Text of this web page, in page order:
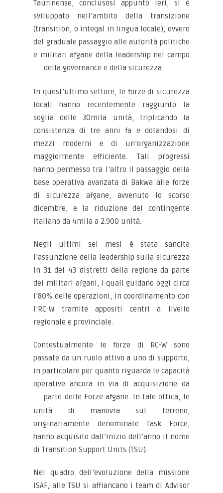
Taurinense, conclusosi appunto ieri, si è
sviluppato nell’ambito della transizione
(transition, o inteqal in lingua locale), ovvero
del graduale passaggio alle autorità politiche
e militari afgane della leadership nel campo
della governance edella sicurezza.
In quest’ultimo settore, le forze di sicurezza
locali hanno recentemente raggiunto la
soglia delle 30mila unità, triplicando la
consistenza di tre anni fa e dotandosi di
mezzi moderni e di un’organizzazione
maggiormente efficiente. Tali progressi
hanno permesso tra l’altro il passaggio della
base operativa avanzata di Bakwa alle forze
di sicurezza afgane, avvenuto lo scorso
dicembre, e la riduzione del contingente
italiano da 4mila a 2.900 unità.
Negli ultimi sei mesi è stata sancita
l’assunzione della leadership sulla sicurezza
in 31 dei 43 distretti della regione da parte
dei militari afgani, i quali guidano oggi circa
l’80% delle operazioni, in coordinamento con
l’RC-W tramite appositi centri a livello
regionale e provinciale.
Contestualmente le forze di RC-W sono
passate da un ruolo attivo a uno di supporto,
in particolare per quanto riguarda le capacità
operative ancora in via di acquisizione da
parte delle Forze afgane. In tale ottica, le
unità di manovra sul terreno,
originariamente denominate Task Force,
hanno acquisito dall’inizio dell’anno il nome
di Transition Support Units (TSU).
Nel quadro dell’evoluzione della missione
ISAF, alle TSU si affiancano i team di Advisor